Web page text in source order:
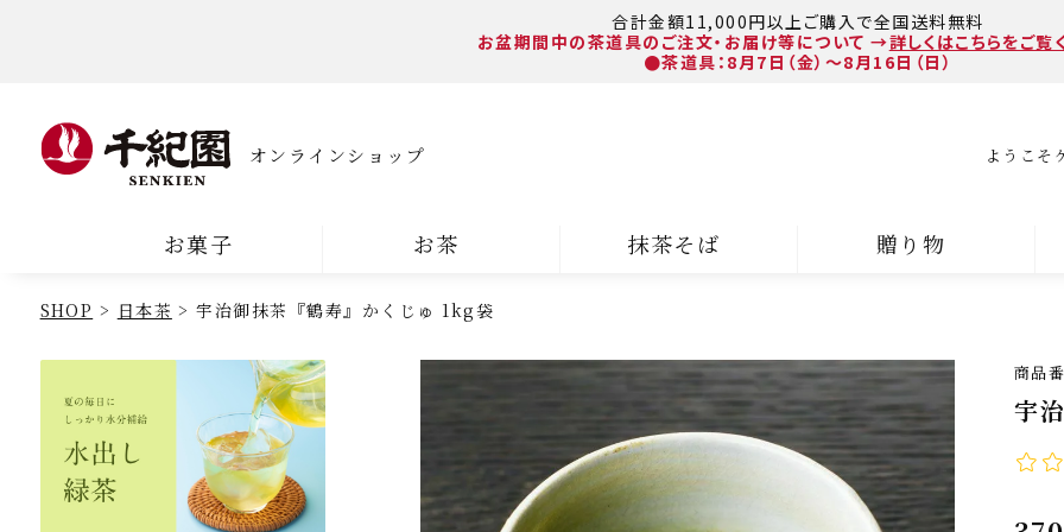
合計金額11,000円以上ご購入で全国送料無料
お盆期間中の茶道具のご注文・お届け等について →詳しくはこちらをご覧
●茶道具：8月7日（金）～8月16日（日）
オンラインショップ ようこそ
お菓子 お茶 抹茶そば 贈り物
SHOP 日本茶 宇治御抹茶『鶴寿』かくじゅ 1kg袋
商品
宇